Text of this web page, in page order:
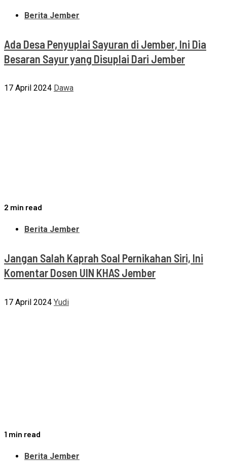
Berita Jember
Ada Desa Penyuplai Sayuran di Jember, Ini Dia
Besaran Sayur yang Disuplai Dari Jember
17 April 2024 Dawa
2 min read
Berita Jember
Jangan Salah Kaprah Soal Pernikahan Siri, Ini
Komentar Dosen UIN KHAS Jember
17 April 2024 Yudi
1 min read
Berita Jember